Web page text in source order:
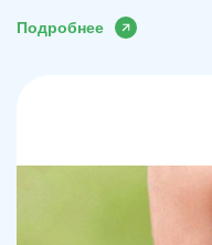
Подробнее